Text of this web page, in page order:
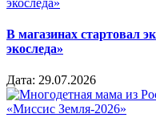
В магазинах стартовал
экоследа»
Дата: 29.07.2026